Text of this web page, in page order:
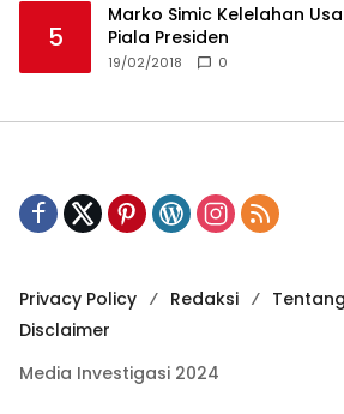
5
Marko Simic Kelelahan
Piala Presiden
19/02/2018 0
Privacy Policy Redaksi
Disclaimer
Media Investigasi 2024